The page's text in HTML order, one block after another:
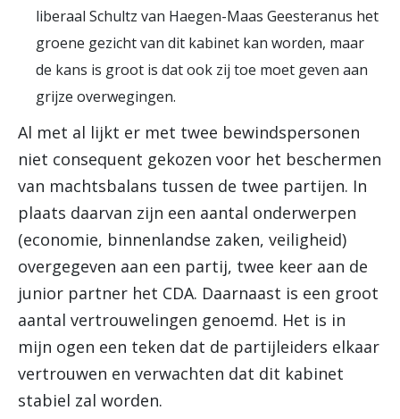
liberaal Schultz van Haegen-Maas Geesteranus het
groene gezicht van dit kabinet kan worden, maar
de kans is groot is dat ook zij toe moet geven aan
grijze overwegingen.
Al met al lijkt er met twee bewindspersonen
niet consequent gekozen voor het beschermen
van machtsbalans tussen de twee partijen. In
plaats daarvan zijn een aantal onderwerpen
(economie, binnenlandse zaken, veiligheid)
overgegeven aan een partij, twee keer aan de
junior partner het CDA. Daarnaast is een groot
aantal vertrouwelingen genoemd. Het is in
mijn ogen een teken dat de partijleiders elkaar
vertrouwen en verwachten dat dit kabinet
stabiel zal worden.